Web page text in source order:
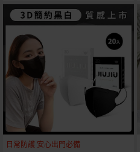
日常防護 安心出門必備